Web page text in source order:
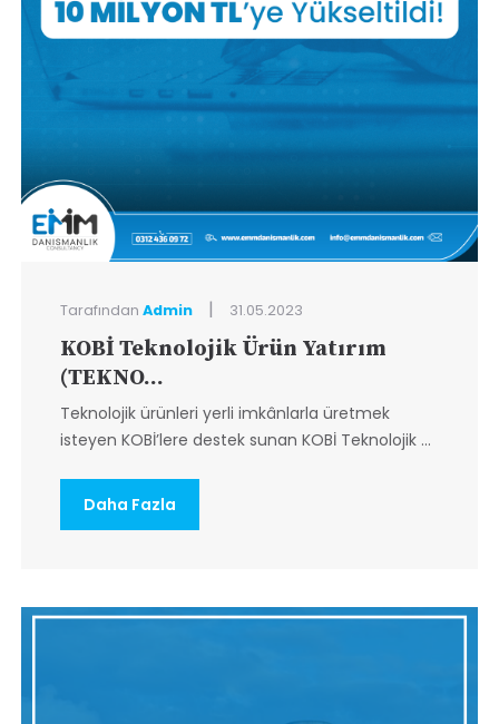
Tarafından Admin | 31.05.2023
KOBİ Teknolojik Ürün Yatırım
(TEKNO...
Teknolojik ürünleri yerli imkânlarla üretmek
isteyen KOBİ’lere destek sunan KOBİ Teknolojik ...
Daha Fazla